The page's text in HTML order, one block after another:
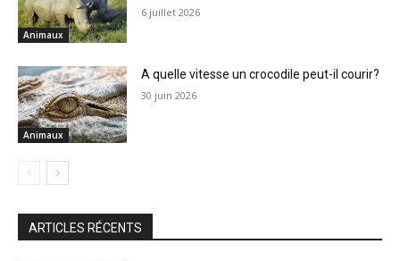
Animaux
6 juillet 2026
Animaux
A quelle vitesse un crocodile peut-il courir?
30 juin 2026
ARTICLES RÉCENTS